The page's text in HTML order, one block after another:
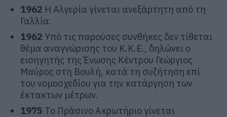
1962 H Αλγερία γίνεται ανεξάρτητη από τη
Γαλλία.
1962 Υπό τις παρούσες συνθήκες δεν τίθεται
θέμα αναγνώρισης του Κ.Κ.Ε., δηλώνει ο
εισηγητής της Ένωσης Κέντρου Γεώργιος
Μαύρος στη Βουλή, κατά τη συζήτηση επί
του νομοσχεδίου για την κατάργηση των
έκτακτων μέτρων.
1975 To Πράσινο Ακρωτήριο γίνεται